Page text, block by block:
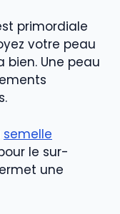
primordiale
votre peau
Une peau
semelle
le sur-
une